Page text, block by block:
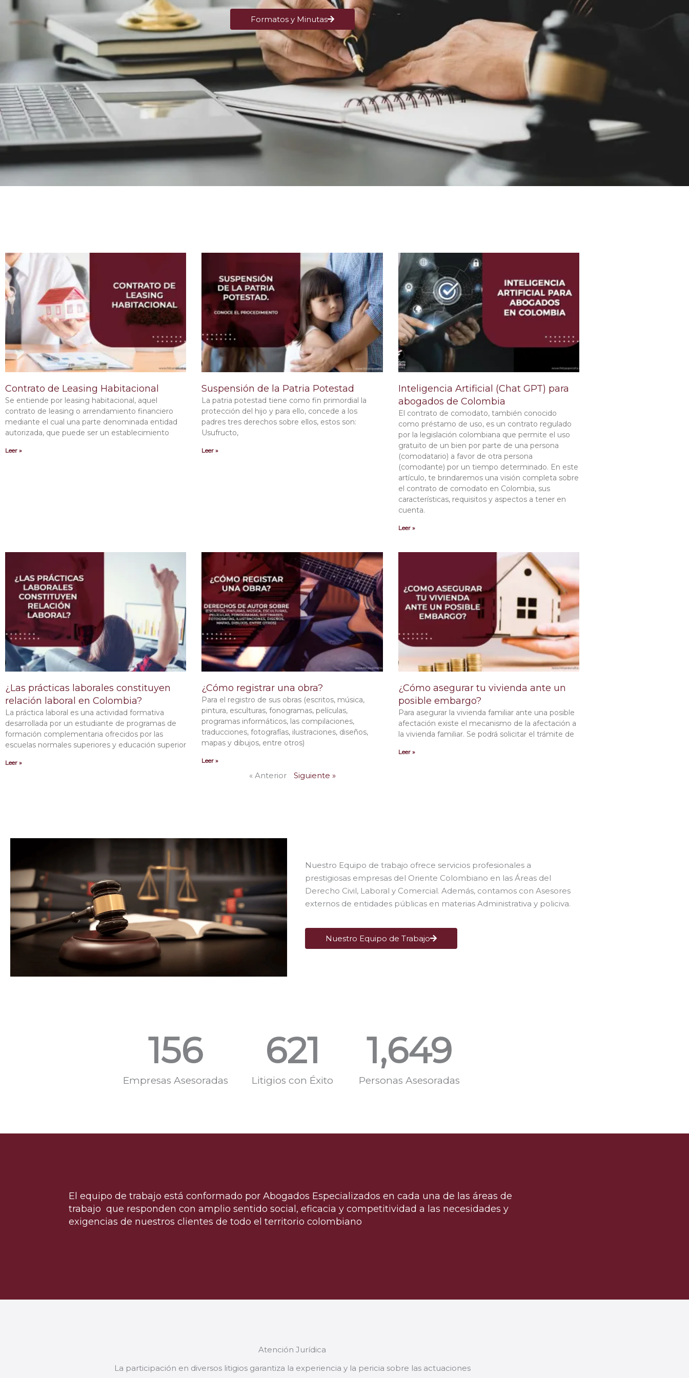
Formatos y Minutas
Contrato de Leasing Habitacional
Se entiende por leasing habitacional, aquel
contrato de leasing o arrendamiento financiero
mediante el cual una parte denominada entidad
autorizada, que puede ser un establecimiento
Leer »
Suspensión de la Patria Potestad
La patria potestad tiene como fin primordial la
protección del hijo y para ello, concede a los
padres tres derechos sobre ellos, estos son:
Usufructo,
Leer »
Inteligencia Artificial (Chat GPT) para
abogados de Colombia
El contrato de comodato, también conocido
como préstamo de uso, es un contrato regulado
por la legislación colombiana que permite el uso
gratuito de un bien por parte de una persona
(comodatario) a favor de otra persona
(comodante) por un tiempo determinado. En este
artículo, te brindaremos una visión completa sobre
el contrato de comodato en Colombia, sus
características, requisitos y aspectos a tener en
cuenta.
Leer »
¿Las prácticas laborales constituyen
relación laboral en Colombia?
La práctica laboral es una actividad formativa
desarrollada por un estudiante de programas de
formación complementaria ofrecidos por las
escuelas normales superiores y educación superior
Leer »
¿Cómo registrar una obra?
Para el registro de sus obras (escritos, música,
pintura, esculturas, fonogramas, películas,
programas informáticos, las compilaciones,
traducciones, fotografías, ilustraciones, diseños,
mapas y dibujos, entre otros)
Leer »
¿Cómo asegurar tu vivienda ante un
posible embargo?
Para asegurar la vivienda familiar ante una posible
afectación existe el mecanismo de la afectación a
la vivienda familiar. Se podrá solicitar el trámite de
Leer »
« Anterior Siguiente »
Nuestro Equipo de trabajo ofrece servicios profesionales a
prestigiosas empresas del Oriente Colombiano en las Áreas del
Derecho Civil, Laboral y Comercial. Además, contamos con Asesores
externos de entidades públicas en materias Administrativa y policiva.
Nuestro Equipo de Trabajo
Empresas Asesoradas
156
Litigios con Éxito
621
Personas Asesoradas
1,649
El equipo de trabajo está conformado por Abogados Especializados en cada una de las áreas de
trabajo que responden con amplio sentido social, eficacia y competitividad a las necesidades y
exigencias de nuestros clientes de todo el territorio colombiano
Atención Jurídica
La participación en diversos litigios garantiza la experiencia y la pericia sobre las actuaciones